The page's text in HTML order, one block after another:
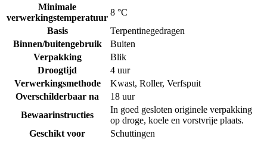
Minimale
verwerkingstemperatuur
8 °C
Basis
Terpentinegedragen
Binnen/buitengebruik
Buiten
Verpakking
Blik
Droogtijd
4 uur
Verwerkingsmethode
Kwast, Roller, Verfspuit
Overschilderbaar na
18 uur
Bewaarinstructies
In goed gesloten originele verpakking
op droge, koele en vorstvrije plaats.
Geschikt voor
Schuttingen